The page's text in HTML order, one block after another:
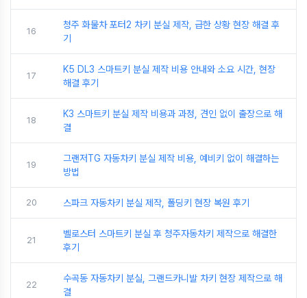
16
청주 화물차 포터2 차키 분실 제작, 급한 상황 현장 해결 후
기
17
K5 DL3 스마트키 분실 제작 비용 안내와 소요 시간, 현장
해결 후기
18
K3 스마트키 분실 제작 비용과 과정, 견인 없이 출장으로 해
결
19
그랜저TG 자동차키 분실 제작 비용, 예비키 없이 해결하는
방법
20 스파크 자동차키 분실 제작, 폴딩키 현장 복원 후기
21
벨로스터 스마트키 분실 후 청주자동차키 제작으로 해결한
후기
22
수곡동 자동차키 분실, 그랜드카니발 차키 현장 제작으로 해
결